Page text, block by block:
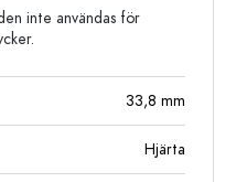
inte användas för
33,8 mm
Hjärta